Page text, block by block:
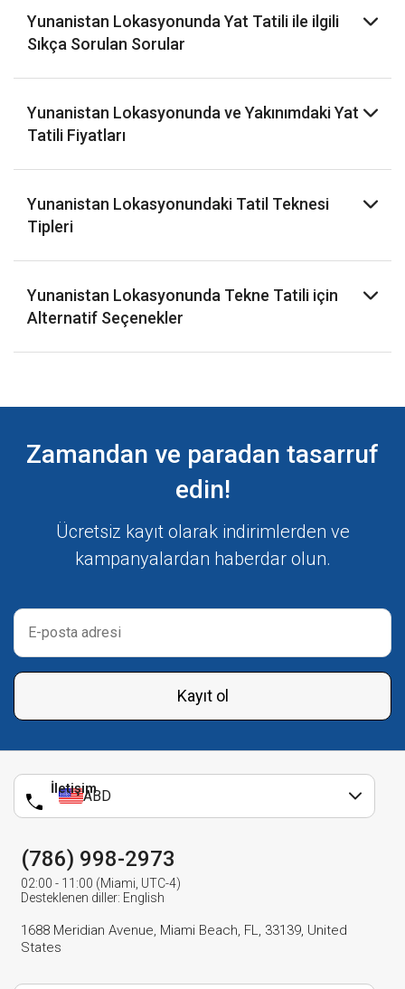
Yunanistan Lokasyonunda Yat Tatili ile ilgili
Sıkça Sorulan Sorular
Yunanistan Lokasyonunda ve Yakınımdaki Yat
Tatili Fiyatları
Yunanistan Lokasyonundaki Tatil Teknesi
Tipleri
Yunanistan Lokasyonunda Tekne Tatili için
Alternatif Seçenekler
Zamandan ve paradan tasarruf
edin!
Ücretsiz kayıt olarak indirimlerden ve
kampanyalardan haberdar olun.
Kayıt ol
İletişimABD
(786) 998-2973
02:00 - 11:00 (Miami, UTC-4)
Desteklenen diller: English
1688 Meridian Avenue, Miami Beach, FL, 33139, United
States